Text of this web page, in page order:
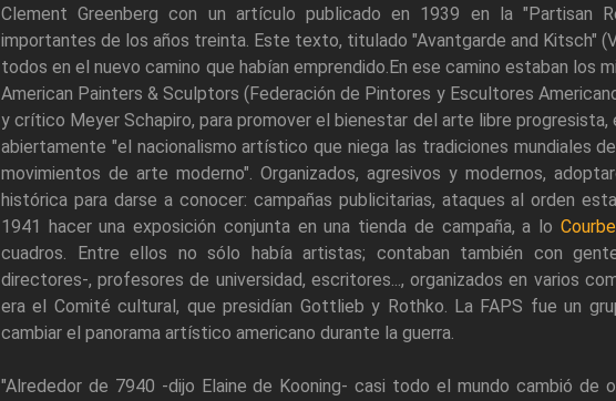
Clement Greenberg con un artículo publicado en 1939 en la "Partisan
importantes de los años treinta. Este texto, titulado "Avantgarde and Kitsch"
todos en el nuevo camino que habían emprendido.En ese camino estaban los
American Painters & Sculptors (Federación de Pintores y Escultores
y crítico Meyer Schapiro, para promover el bienestar del arte libre progresista,
abiertamente "el nacionalismo artístico que niega las tradiciones mundiales
movimientos de arte moderno". Organizados, agresivos y modernos,
histórica para darse a conocer: campañas publicitarias, ataques al orden
1941 hacer una exposición conjunta en una tienda de campaña, a lo
cuadros. Entre ellos no sólo había artistas; contaban también con
directores-, profesores de universidad, escritores..., organizados en varios
era el Comité cultural, que presidían Gottlieb y Rothko. La FAPS fue un
cambiar el panorama artístico americano durante la guerra.
"Alrededor de 7940 -dijo Elaine de Kooning- casi todo el mundo cambió de